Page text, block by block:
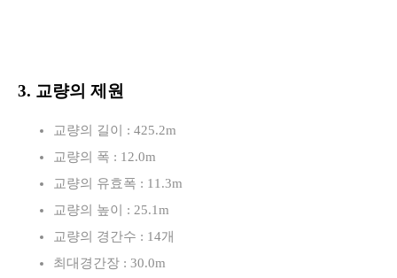
3. 교량의 제원
교량의 길이 : 425.2m
교량의 폭 : 12.0m
교량의 유효폭 : 11.3m
교량의 높이 : 25.1m
교량의 경간수 : 14개
최대경간장 : 30.0m